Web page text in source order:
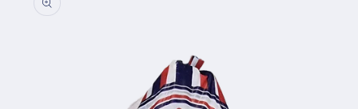
information